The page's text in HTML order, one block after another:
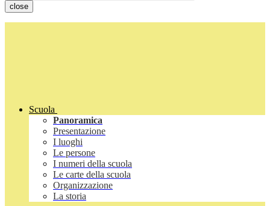
close
Scuola
Panoramica
Presentazione
I luoghi
Le persone
I numeri della scuola
Le carte della scuola
Organizzazione
La storia